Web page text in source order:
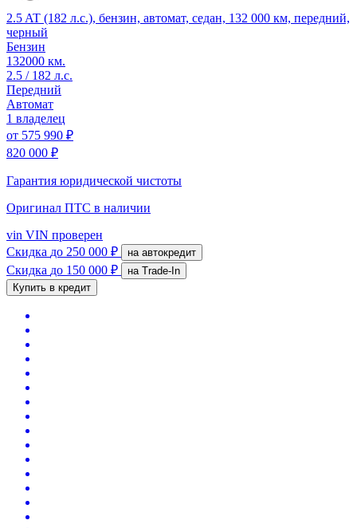
2.5 AT (182 л.с.), бензин, автомат, седан, 132 000 км, передний,
черный
Бензин
132000 км.
2.5 / 182 л.с.
Передний
Автомат
1 владелец
от 575 990 ₽
820 000 ₽
Гарантия юридической чистоты
Оригинал ПТС в наличии
vin VIN проверен
Скидка до 250 000 ₽ на автокредит
Скидка до 150 000 ₽
на Trade-In
Купить в кредит